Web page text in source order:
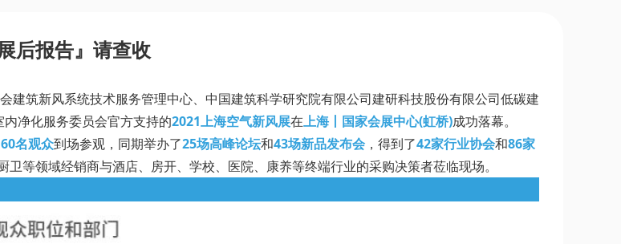
后报告』请查收
建筑新风系统技术服务管理中心、中国建筑科学研究院有限公司建研科技股份有限公司低碳建
净化服务委员会官方支持的2021上海空气新风展在上海丨国家会展中心(虹桥)成功落幕。
名观众到场参观，同期举办了25场高峰论坛和43场新品发布会 ，得到了42家行业协会和86家
等领域经销商与酒店、房开、学校、医院、康养等终端行业的采购决策者莅临现场。